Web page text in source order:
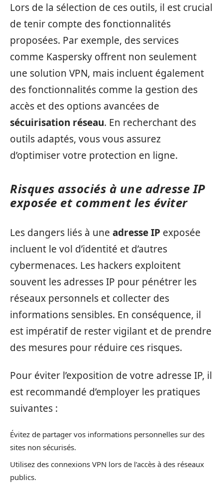
Lors de la sélection de ces outils, il est crucial
de tenir compte des fonctionnalités
proposées. Par exemple, des services
comme Kaspersky offrent non seulement
une solution VPN, mais incluent également
des fonctionnalités comme la gestion des
accès et des options avancées de
sécuirisation réseau. En recherchant des
outils adaptés, vous vous assurez
d’optimiser votre protection en ligne.
Risques associés à une adresse IP
exposée et comment les éviter
Les dangers liés à une adresse IP exposée
incluent le vol d’identité et d’autres
cybermenaces. Les hackers exploitent
souvent les adresses IP pour pénétrer les
réseaux personnels et collecter des
informations sensibles. En conséquence, il
est impératif de rester vigilant et de prendre
des mesures pour réduire ces risques.
Pour éviter l’exposition de votre adresse IP, il
est recommandé d’employer les pratiques
suivantes :
Évitez de partager vos informations personnelles sur des
sites non sécurisés.
Utilisez des connexions VPN lors de l’accès à des réseaux
publics.